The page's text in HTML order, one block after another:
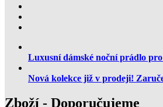
Luxusní dámské noční prádlo
Nová kolekce již v prodeji!
Zboží - Doporučujeme